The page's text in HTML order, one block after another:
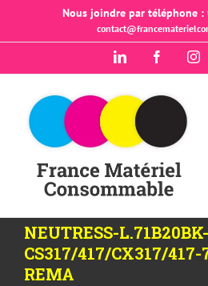
Nous joindre par téléphone
LinkedIn Facebook
NEUTRESS-
CS317/417/CX317/
REMA